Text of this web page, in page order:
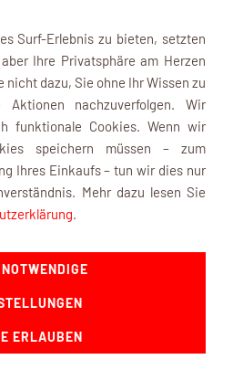
2025
»Veranstaltungskalender
Surf-Erlebnis zu bieten, setzten
Ihre Privatsphäre am Herzen
dazu, Sie ohne Ihr Wissen zu
nachzuverfolgen. Wir
funktionale Cookies. Wenn wir
speichern müssen – zum
Ihres Einkaufs – tun wir dies nur
Mehr dazu lesen Sie
.
ERLAUBEN